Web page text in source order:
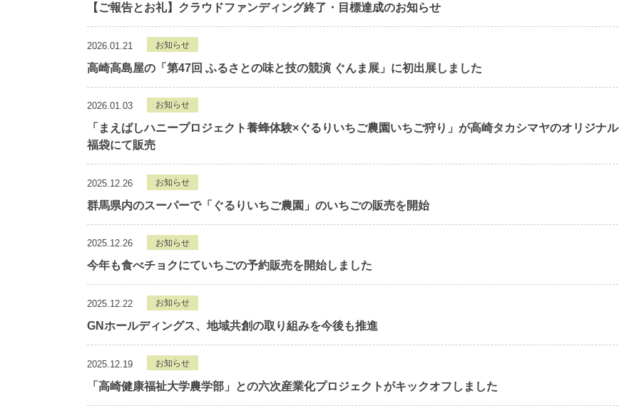
【ご報告とお礼】クラウドファンディング終了・目標達成のお知らせ
2026.01.21 お知らせ
高崎高島屋の「第47回 ふるさとの味と技の競演 ぐんま展」に初出展しました
2026.01.03 お知らせ
「まえばしハニープロジェクト養蜂体験×ぐるりいちご農園いちご狩り」が高崎タカシマヤのオリジナル
福袋にて販売
2025.12.26 お知らせ
群馬県内のスーパーで「ぐるりいちご農園」のいちごの販売を開始
2025.12.26 お知らせ
今年も食べチョクにていちごの予約販売を開始しました
2025.12.22 お知らせ
GNホールディングス、地域共創の取り組みを今後も推進
2025.12.19 お知らせ
「高崎健康福祉大学農学部」との六次産業化プロジェクトがキックオフしました